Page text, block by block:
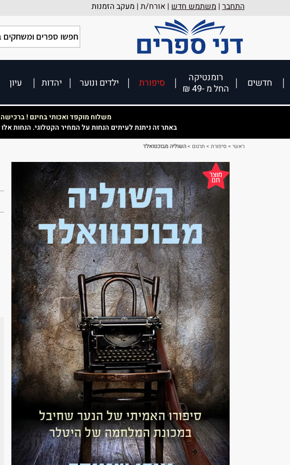
התחבר | משתמש חדש | אורח/ת | מעקב הזמנות
חדשים
רומנטיקה
החל מ -49 ₪
סיפורת ילדים ונוער יהדות עיון
משלוח מוקפד ואכותי בחינם ! ברכישה
באתר זה ניתנת לעיתים הנחות על המחיר הקטלוגי. הנחות
ראשי >סיפורת > תרגום >השוליה מבוכנוואלד